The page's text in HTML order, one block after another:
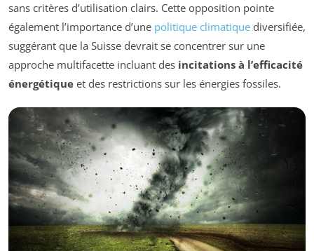
sans critères d’utilisation clairs. Cette opposition pointe
également l’importance d’une politique climatique diversifiée,
suggérant que la Suisse devrait se concentrer sur une
approche multifacette incluant des incitations à l’efficacité
énergétique et des restrictions sur les énergies fossiles.